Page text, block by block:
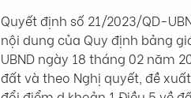
Quyết định số 21/2023/QD-
nội dung của Quy định bảng
UBND ngày 18 tháng 02 năm
đất và theo Nghị quyết, đề